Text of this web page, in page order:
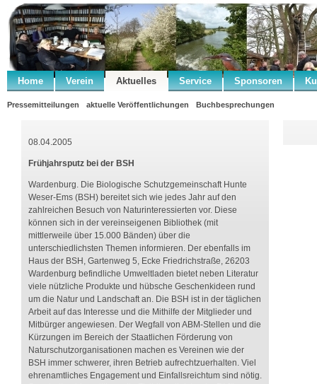
Home Verein Aktuelles Service Sponsoren
Pressemitteilungen aktuelle Veröffentlichungen Buchbesprechungen
08.04.2005
Frühjahrsputz bei der BSH
Wardenburg. Die Biologische Schutzgemeinschaft Hunte
Weser-Ems (BSH) bereitet sich wie jedes Jahr auf den
zahlreichen Besuch von Naturinteressierten vor. Diese
können sich in der vereinseigenen Bibliothek (mit
mittlerweile über 15.000 Bänden) über die
unterschiedlichsten Themen informieren. Der ebenfalls im
Haus der BSH, Gartenweg 5, Ecke Friedrichstraße, 26203
Wardenburg befindliche Umweltladen bietet neben Literatur
viele nützliche Produkte und hübsche Geschenkideen rund
um die Natur und Landschaft an. Die BSH ist in der täglichen
Arbeit auf das Interesse und die Mithilfe der Mitglieder und
Mitbürger angewiesen. Der Wegfall von ABM-Stellen und die
Kürzungen im Bereich der Staatlichen Förderung von
Naturschutzorganisationen machen es Vereinen wie der
BSH immer schwerer, ihren Betrieb aufrechtzuerhalten. Viel
ehrenamtliches Engagement und Einfallsreichtum sind nötig.